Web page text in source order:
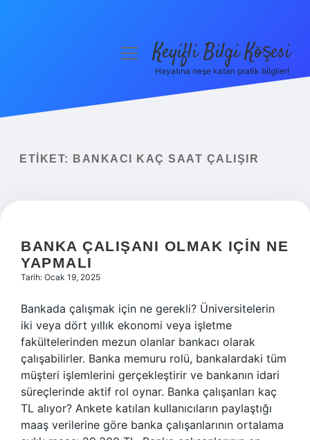
Yasal Uyarı
menüyüKeyifli Bilgi Köşesi
Hayatına neşe katan pratik bilgiler!
ETIKET: BANKACI KAÇ SAAT ÇALIŞIR
BANKA ÇALIŞANI OLMAK IÇIN NE
YAPMALI
Tarih: Ocak 19, 2025
Bankada çalışmak için ne gerekli? Üniversitelerin
iki veya dört yıllık ekonomi veya işletme
fakültelerinden mezun olanlar bankacı olarak
çalışabilirler. Banka memuru rolü, bankalardaki tüm
müşteri işlemlerini gerçekleştirir ve bankanın idari
süreçlerinde aktif rol oynar. Banka çalışanları kaç
TL alıyor? Ankete katılan kullanıcıların paylaştığı
maaş verilerine göre banka çalışanlarının ortalama